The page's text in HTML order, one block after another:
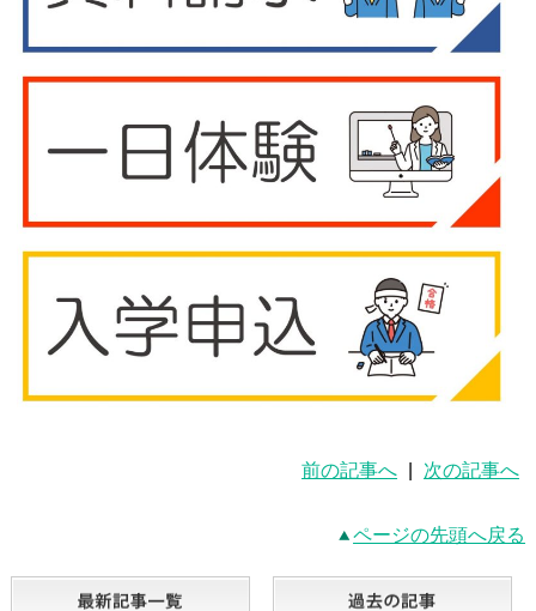
前の記事へ 次の記事へ
ページの先頭へ戻る
最新記事一覧